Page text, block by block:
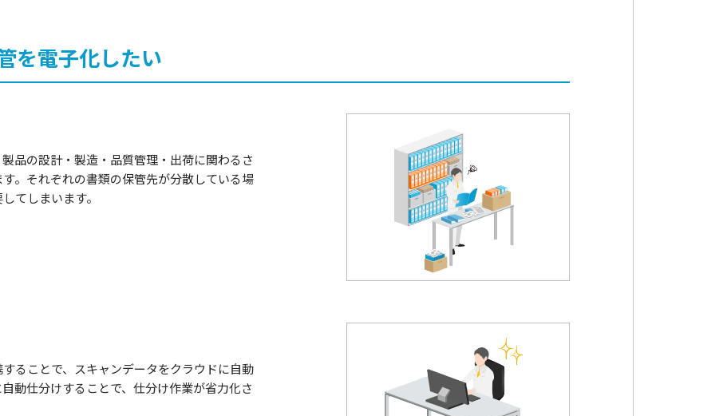
を電子化したい
品の設計・製造・品質管理・出荷に関わるさ
。それぞれの書類の保管先が分散している場
てしまいます。
ることで、スキャンデータをクラウドに自動
動仕分けすることで、仕分け作業が省力化さ